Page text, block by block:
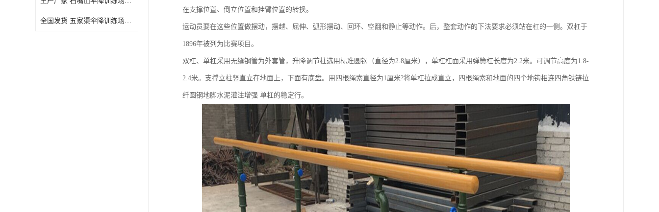
全国发货 五家渠伞降训练场器材 低桩网
在支撑位置、倒立位置和挂臂位置的转换。
运动员要在这些位置做摆动，摆越、屈伸、弧形摆动、回环、空翻和静止等动作。后，整套动作的下法要求必须站在杠的一侧。双杠于
1896年被列为比赛项目。
双杠、单杠采用无缝钢管为外套管，升降调节柱选用标准圆钢（直径为2.8厘米），单杠杠面采用弹簧杠长度为2.2米。可调节高度为1.8-
2.4米。支撑立柱竖直立在地面上，下面有底盘。用四根绳索直径为1厘米?将单杠拉成直立，四根绳索和地面的四个地钩相连四角铁链拉
纤圆钢地脚水泥灌注增强 单杠的稳定行。